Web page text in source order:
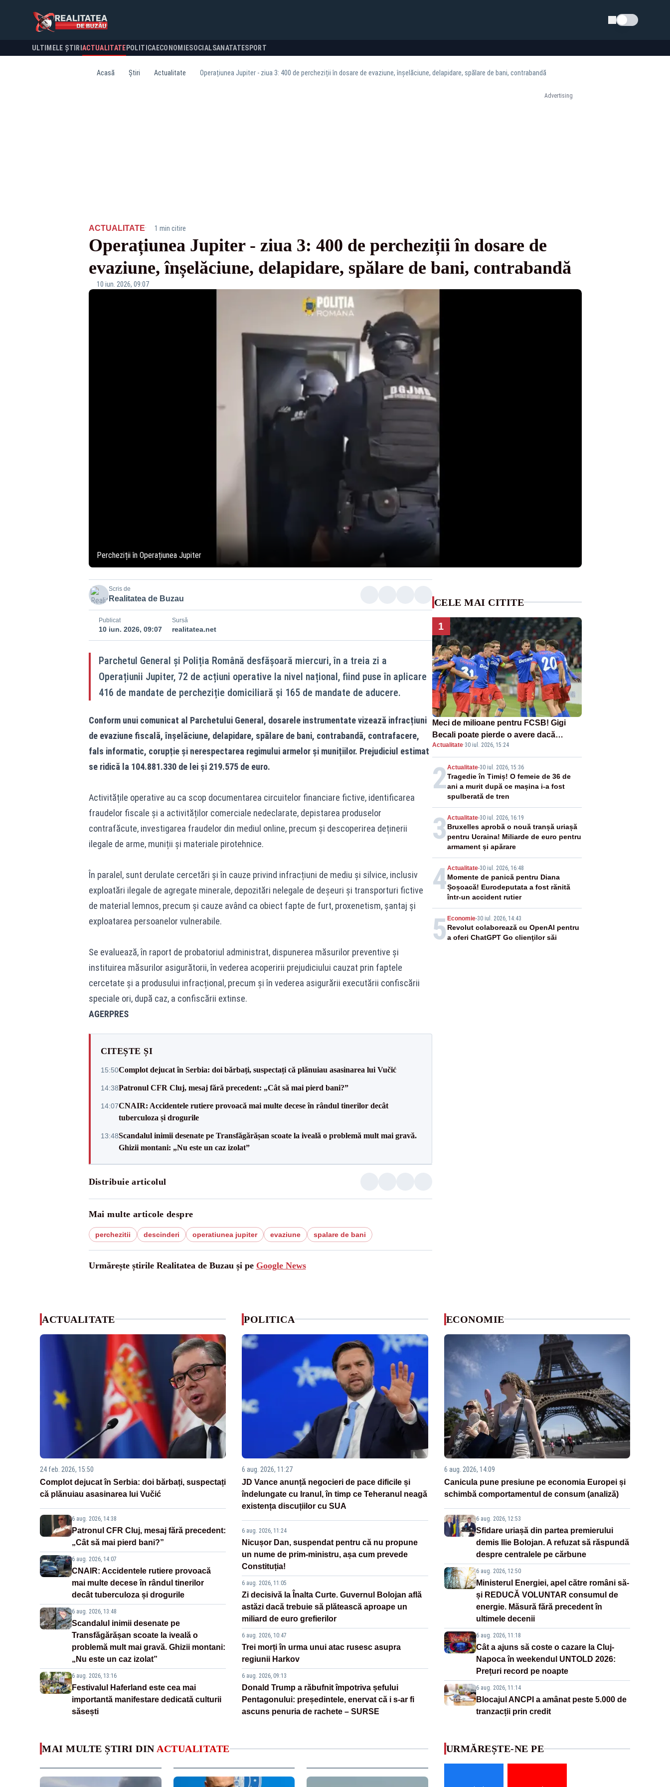
Schimba tema
ULTIMELE ȘTIRI ACTUALITATE POLITICA ECONOMIESOCIALSANATATESPORT
Acasă Știri Actualitate Operațiunea Jupiter - ziua 3: 400 de percheziții în dosare de evaziune, înșelăciune, delapidare, spălare de bani, contrabandă
Advertising
ACTUALITATE· 1 min citire
Operațiunea Jupiter - ziua 3: 400 de percheziții în dosare de
evaziune, înșelăciune, delapidare, spălare de bani, contrabandă
10 iun. 2026, 09:07
Percheziții în Operațiunea Jupiter
Scris de
Realitatea de Buzau
Publicat
10 iun. 2026, 09:07
Sursă
realitatea.net
Parchetul General și Poliția Română desfășoară miercuri, în a treia zi a
Operațiunii Jupiter, 72 de acțiuni operative la nivel național, fiind puse în aplicare
416 de mandate de percheziție domiciliară și 165 de mandate de aducere.
Conform unui comunicat al Parchetului General, dosarele instrumentate vizează infracțiuni
de evaziune fiscală, înșelăciune, delapidare, spălare de bani, contrabandă, contrafacere,
fals informatic, corupție și nerespectarea regimului armelor și munițiilor. Prejudiciul estimat
se ridică la 104.881.330 de lei și 219.575 de euro.
Activitățile operative au ca scop documentarea circuitelor financiare fictive, identificarea
fraudelor fiscale și a activităților comerciale nedeclarate, depistarea produselor
contrafăcute, investigarea fraudelor din mediul online, precum și descoperirea deținerii
ilegale de arme, muniții și materiale pirotehnice.
În paralel, sunt derulate cercetări și în cauze privind infracțiuni de mediu și silvice, inclusiv
exploatări ilegale de agregate minerale, depozitări nelegale de deșeuri și transporturi fictive
de material lemnos, precum și cauze având ca obiect fapte de furt, proxenetism, șantaj și
exploatarea persoanelor vulnerabile.
Se evaluează, în raport de probatoriul administrat, dispunerea măsurilor preventive și
instituirea măsurilor asigurătorii, în vederea acoperirii prejudiciului cauzat prin faptele
cercetate și a produsului infracțional, precum și în vederea asigurării executării confiscării
speciale ori, după caz, a confiscării extinse.
AGERPRES
CITEȘTE ȘI
15:50Complot dejucat în Serbia: doi bărbați, suspectați că plănuiau asasinarea lui Vučić
14:38Patronul CFR Cluj, mesaj fără precedent: „Cât să mai pierd bani?”
14:07CNAIR: Accidentele rutiere provoacă mai multe decese în rândul tinerilor decât
tuberculoza și drogurile
13:48Scandalul inimii desenate pe Transfăgărășan scoate la iveală o problemă mult mai gravă.
Ghizii montani: „Nu este un caz izolat”
Distribuie articolul
Mai multe articole despre
perchezitii descinderi operatiunea jupiter evaziune spalare de bani
Urmărește știrile Realitatea de Buzau și pe Google News
CELE MAI CITITE
1
Meci de milioane pentru FCSB! Gigi
Becali poate pierde o avere dacă
echipa este eliminată de FK Auda
Actualitate·30 iul. 2026, 15:24
2Actualitate-30 iul. 2026, 15:36
Tragedie în Timiș! O femeie de 36 de
ani a murit după ce mașina i-a fost
spulberată de tren
3 Actualitate-30 iul. 2026, 16:19
Bruxelles aprobă o nouă tranșă uriașă
pentru Ucraina! Miliarde de euro pentru
armament și apărare
4Actualitate-30 iul. 2026, 16:48
Momente de panică pentru Diana
Șoșoacă! Eurodeputata a fost rănită
într-un accident rutier
5 Economie-30 iul. 2026, 14:43
Revolut colaborează cu OpenAI pentru
a oferi ChatGPT Go clienţilor săi
ACTUALITATE
24 feb. 2026, 15:50
Complot dejucat în Serbia: doi bărbați, suspectați
că plănuiau asasinarea lui Vučić
6 aug. 2026, 14:38
Patronul CFR Cluj, mesaj fără precedent:
„Cât să mai pierd bani?”
6 aug. 2026, 14:07
CNAIR: Accidentele rutiere provoacă
mai multe decese în rândul tinerilor
decât tuberculoza și drogurile
6 aug. 2026, 13:48
Scandalul inimii desenate pe
Transfăgărășan scoate la iveală o
problemă mult mai gravă. Ghizii montani:
„Nu este un caz izolat”
6 aug. 2026, 13:16
Festivalul Haferland este cea mai
importantă manifestare dedicată culturii
săsești
POLITICA
6 aug. 2026, 11:27
JD Vance anunță negocieri de pace dificile și
îndelungate cu Iranul, în timp ce Teheranul neagă
existența discuțiilor cu SUA
6 aug. 2026, 11:24
Nicușor Dan, suspendat pentru că nu propune
un nume de prim-ministru, așa cum prevede
Constituția!
6 aug. 2026, 11:05
Zi decisivă la Înalta Curte. Guvernul Bolojan află
astăzi dacă trebuie să plătească aproape un
miliard de euro grefierilor
6 aug. 2026, 10:47
Trei morți în urma unui atac rusesc asupra
regiunii Harkov
6 aug. 2026, 09:13
Donald Trump a răbufnit împotriva șefului
Pentagonului: președintele, enervat că i s-ar fi
ascuns penuria de rachete – SURSE
ECONOMIE
6 aug. 2026, 14:09
Canicula pune presiune pe economia Europei și
schimbă comportamentul de consum (analiză)
6 aug. 2026, 12:53
Sfidare uriașă din partea premierului
demis Ilie Bolojan. A refuzat să răspundă
despre centralele pe cărbune
6 aug. 2026, 12:50
Ministerul Energiei, apel către români să-
și REDUCĂ VOLUNTAR consumul de
energie. Măsură fără precedent în
ultimele decenii
6 aug. 2026, 11:18
Cât a ajuns să coste o cazare la Cluj-
Napoca în weekendul UNTOLD 2026:
Prețuri record pe noapte
6 aug. 2026, 11:14
Blocajul ANCPI a amânat peste 5.000 de
tranzacții prin credit
MAI MULTE ȘTIRI DIN ACTUALITATE URMĂREȘTE-NE PE